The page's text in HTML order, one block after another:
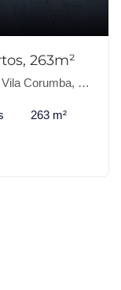
263m²
Dourados-MS
263 m²